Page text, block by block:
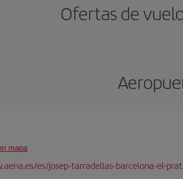
Ofertas de
mapa
es/josep-tarradellas-barcelona-el-